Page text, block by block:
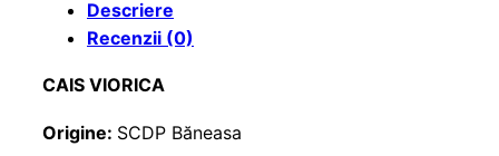
Descriere
Recenzii (0)
CAIS VIORICA
Origine: SCDP Băneasa